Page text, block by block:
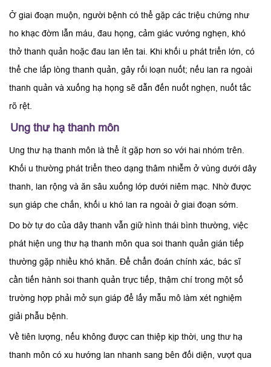
Ở giai đoạn muộn, người bệnh có thể gặp các triệu chứng như
ho khạc đờm lẫn máu, đau họng, cảm giác vướng nghẹn, khó
thở thanh quản hoặc đau lan lên tai. Khi khối u phát triển lớn, có
thể che lấp lòng thanh quản, gây rối loạn nuốt; nếu lan ra ngoài
thanh quản và xuống hạ họng sẽ dẫn đến nuốt nghẹn, nuốt tắc
rõ rệt.
Ung thư hạ thanh môn
Ung thư hạ thanh môn là thể ít gặp hơn so với hai nhóm trên.
Khối u thường phát triển theo dạng thâm nhiễm ở vùng dưới dây
thanh, lan rộng và ăn sâu xuống lớp dưới niêm mạc. Nhờ được
sụn giáp che chắn, khối u khó lan ra ngoài ở giai đoạn sớm.
Do bờ tự do của dây thanh vẫn giữ hình thái bình thường, việc
phát hiện ung thư hạ thanh môn qua soi thanh quản gián tiếp
thường gặp nhiều khó khăn. Để chẩn đoán chính xác, bác sĩ
cần tiến hành soi thanh quản trực tiếp, thậm chí trong một số
trường hợp phải mở sụn giáp để lấy mẫu mô làm xét nghiệm
giải phẫu bệnh.
Về tiên lượng, nếu không được can thiệp kịp thời, ung thư hạ
thanh môn có xu hướng lan nhanh sang bên đối diện, vượt qua